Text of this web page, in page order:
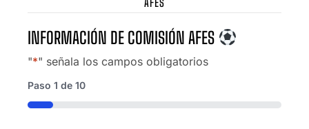
INFORMACIÓN DE COMISIÓN AFES
"*" señala los campos obligatorios
Paso 1 de 10
10%